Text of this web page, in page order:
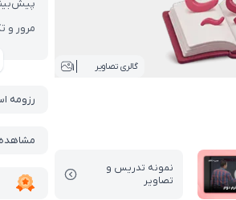
گالری تصاویر 1
نمونه تدریس‌ و
تصاویر
مرور و
رزومه